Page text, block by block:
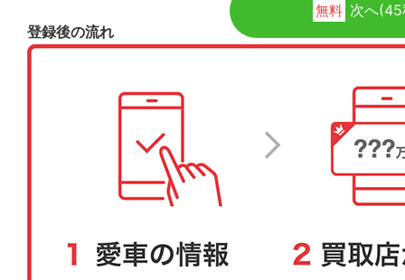
無料 次へ
登録後の流れ